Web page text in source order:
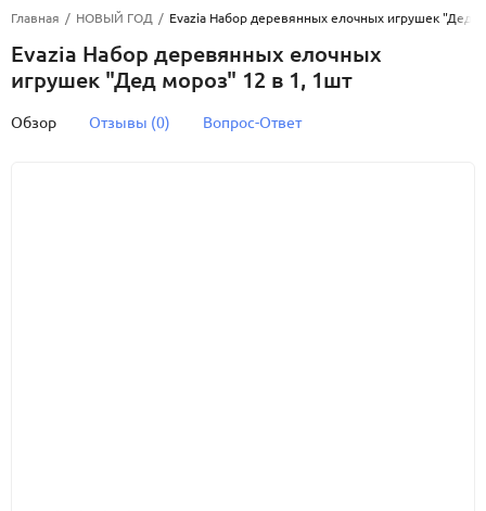
Главная / НОВЫЙ ГОД / Evazia Набор деревянных елочных игрушек "Дед
Evazia Набор деревянных елочных
игрушек "Дед мороз" 12 в 1, 1шт
Обзор Отзывы (0) Вопрос-Ответ